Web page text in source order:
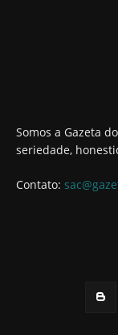
Somos a Gazeta
seriedade,
Contato: